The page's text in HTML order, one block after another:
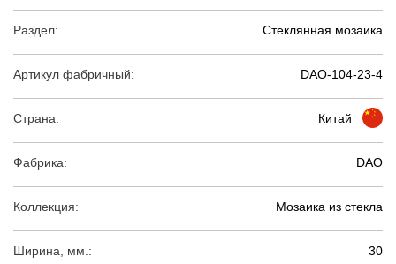
Раздел: Стеклянная мозаика
Артикул фабричный: DAO-104-23-4
Страна: Китай
Фабрика: DAO
Коллекция: Мозаика из стекла
Ширина, мм.: 30